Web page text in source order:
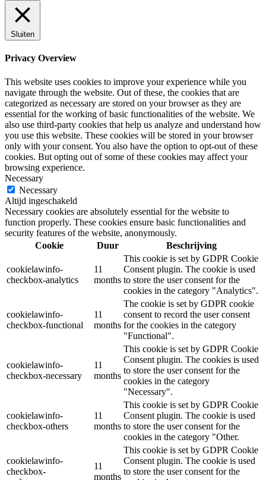
Sluiten
Privacy Overview
This website uses cookies to improve your experience while you
navigate through the website. Out of these, the cookies that are
categorized as necessary are stored on your browser as they are
essential for the working of basic functionalities of the website. We
also use third-party cookies that help us analyze and understand how
you use this website. These cookies will be stored in your browser
only with your consent. You also have the option to opt-out of these
cookies. But opting out of some of these cookies may affect your
browsing experience.
Necessary
Necessary
Altijd ingeschakeld
Necessary cookies are absolutely essential for the website to
function properly. These cookies ensure basic functionalities and
security features of the website, anonymously.
Cookie
Duur Beschrijving
cookielawinfo-
checkbox-analytics
11
months
This cookie is set by GDPR Cookie
Consent plugin. The cookie is used
to store the user consent for the
cookies in the category "Analytics".
cookielawinfo-
checkbox-functional
11
months
The cookie is set by GDPR cookie
consent to record the user consent
for the cookies in the category
"Functional".
cookielawinfo-
checkbox-necessary
11
months
This cookie is set by GDPR Cookie
Consent plugin. The cookies is used
to store the user consent for the
cookies in the category
"Necessary".
cookielawinfo-
checkbox-others
11
months
This cookie is set by GDPR Cookie
Consent plugin. The cookie is used
to store the user consent for the
cookies in the category "Other.
cookielawinfo-
checkbox-
11
months
This cookie is set by GDPR Cookie
Consent plugin. The cookie is used
to store the user consent for the